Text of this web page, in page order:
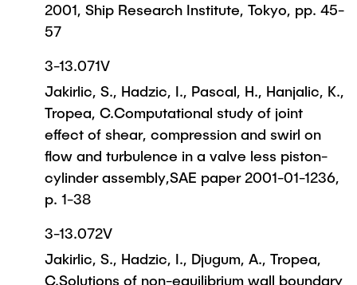
2001, Ship Research Institute, Tokyo, pp. 45-
57
3-13.071V
Jakirlic, S., Hadzic, I., Pascal, H., Hanjalic, K.,
Tropea, C.Computational study of joint
effect of shear, compression and swirl on
flow and turbulence in a valve less piston-
cylinder assembly,SAE paper 2001-01-1236,
p. 1-38
3-13.072V
Jakirlic, S., Hadzic, I., Djugum, A., Tropea,
C.Solutions of non-equilibrium wall boundary